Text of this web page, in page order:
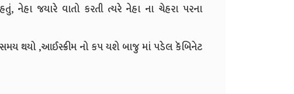
જયારે વાતો કરતી ત્યરે નેહા ના ચેહરા પરના
સમય થયો ,આઈસ્ક્રીમ નો કપ યશે બાજુ માં પડેલ કૅબિનેટ